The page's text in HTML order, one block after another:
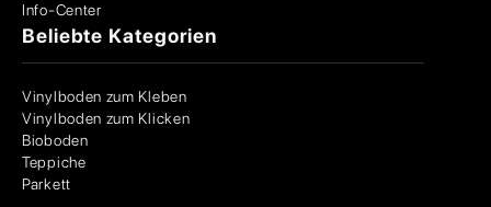
Info-Center
Beliebte Kategorien
Vinylboden zum Kleben
Vinylboden zum Klicken
Bioboden
Teppiche
Parkett